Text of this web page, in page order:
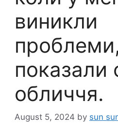
виникли
показали
обличчя.
August 5, 2024 by sun